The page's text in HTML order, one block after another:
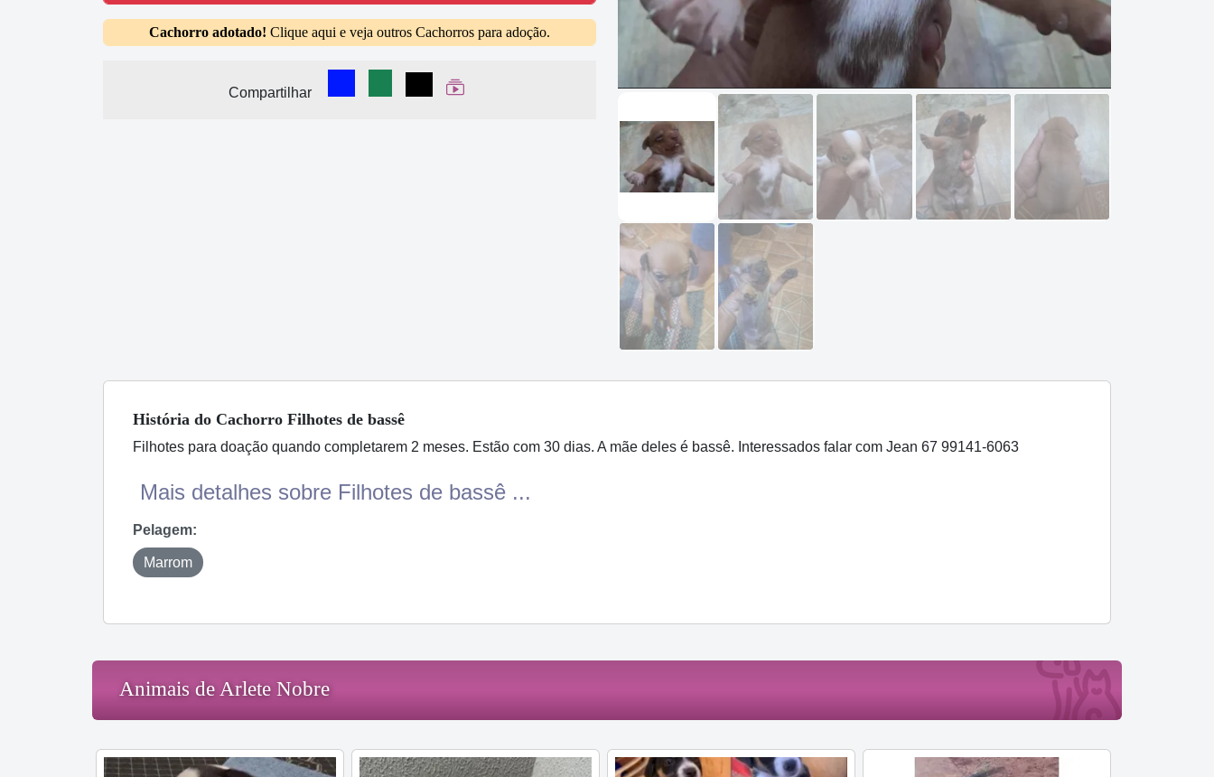
Cachorro adotado! Clique aqui e veja outros Cachorros para adoção.
Compartilhar
Compartilhar no Facebook
Compartilhar no WhatsApp
Compartilhar
Ver Web Story
História do Cachorro Filhotes de bassê
Filhotes para doação quando completarem 2 meses. Estão com 30 dias. A mãe deles é bassê. Interessados falar com Jean 67 99141-6063
Mais detalhes sobre Filhotes de bassê ...
Pelagem:
Marrom
Animais de Arlete Nobre